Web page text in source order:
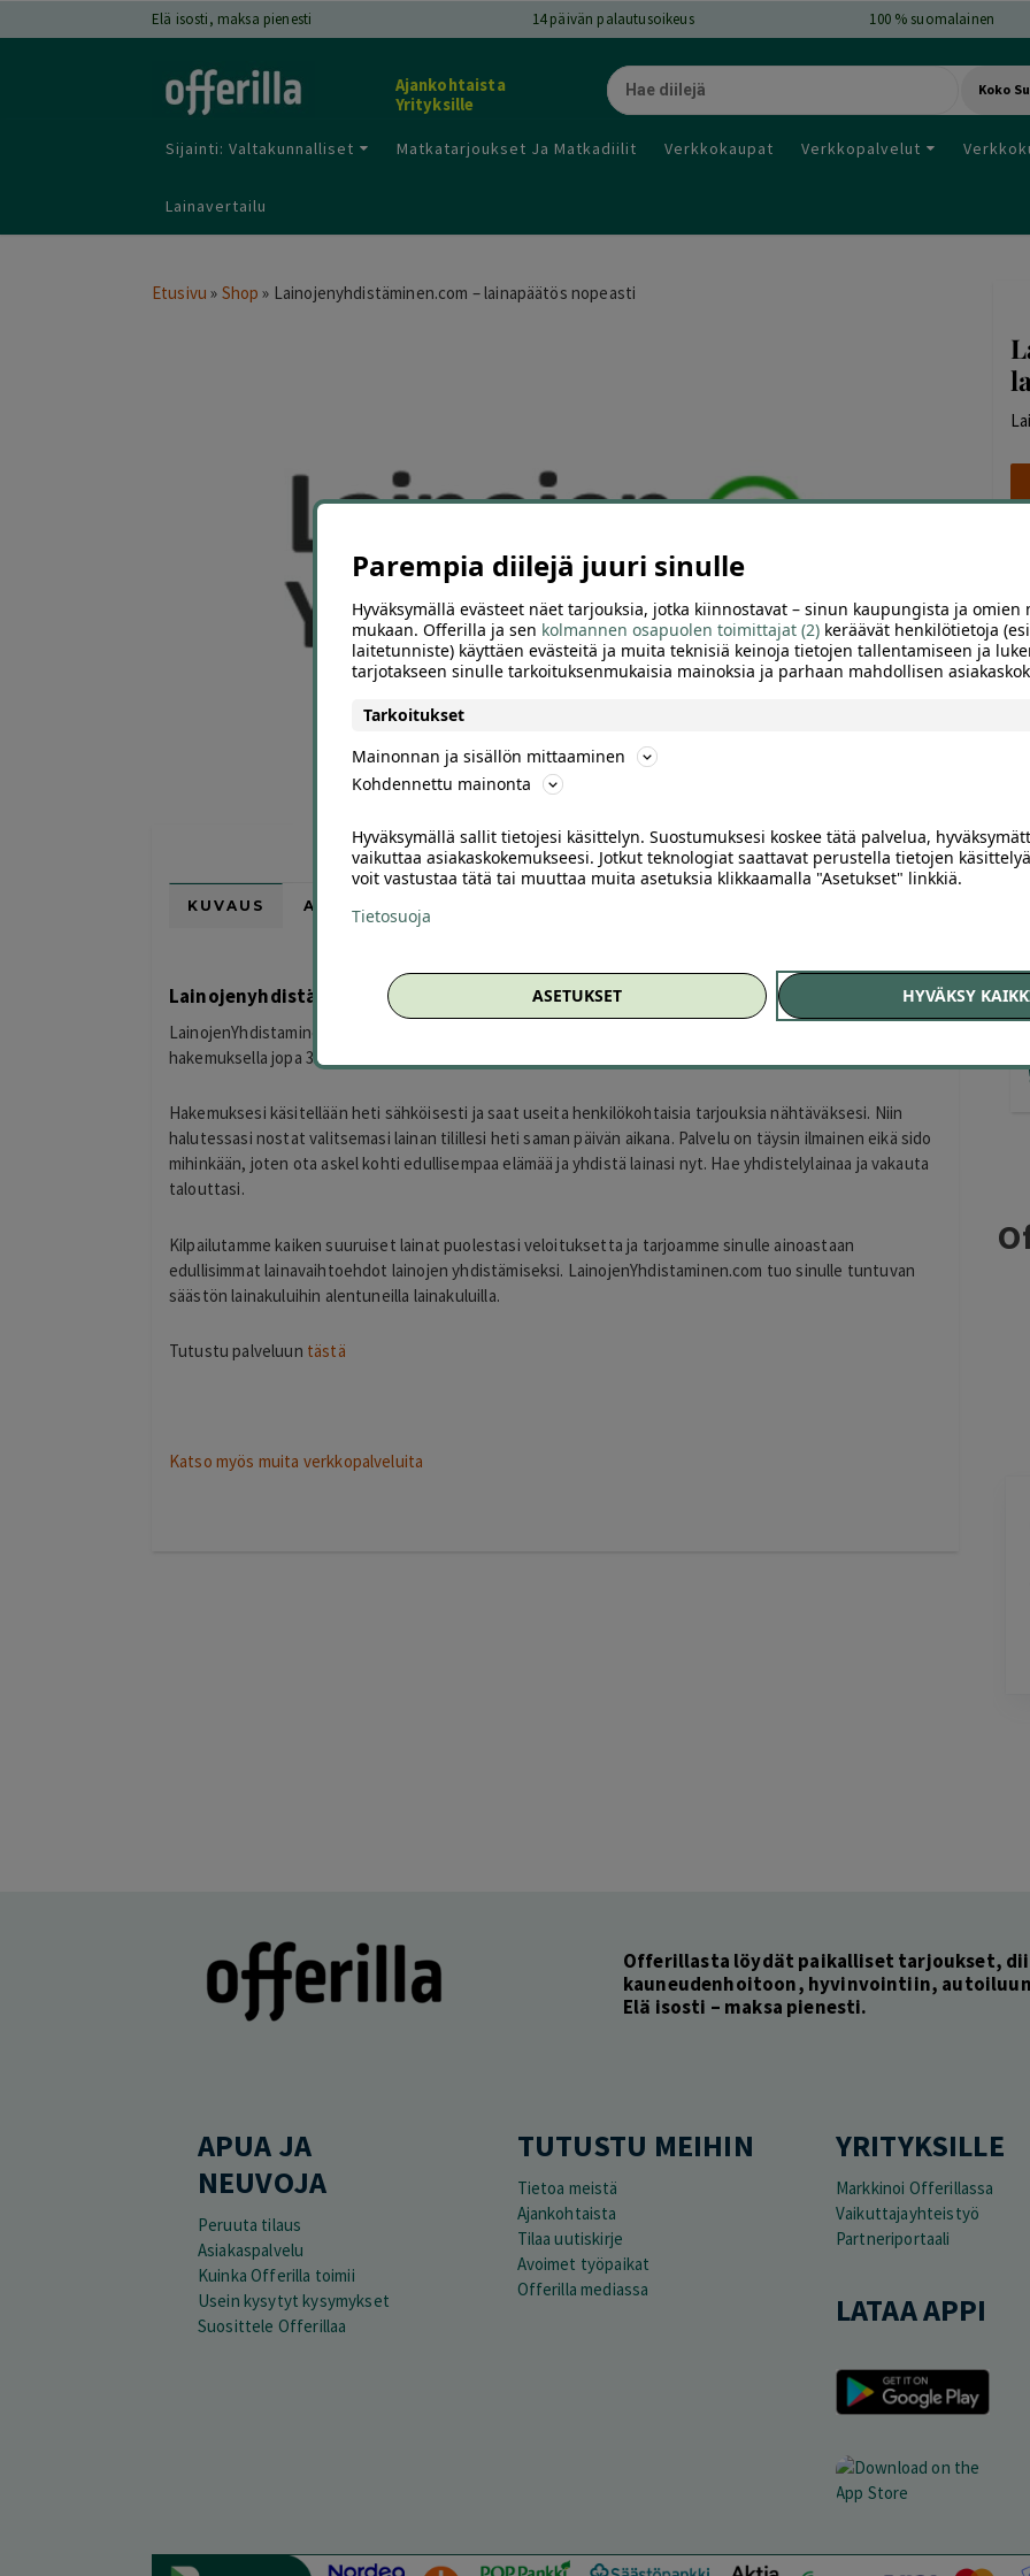
Elä isosti, maksa pienesti 14päivän palautusoikeus 100 % suomalainen
Ajankohtaista
Yrityksille
Koko
Sijainti: Valtakunnalliset Matkatarjoukset Ja Matkadiilit Verkkokaupat Verkkopalvelut
Lainavertailu
Etusivu » Shop » Lainojenyhdistäminen.com – lainapäätös nopeasti
KUVAUS ARVIOT (0)
Lainojenyhdistäminen.com – lainapäätös nopeasti
LainojenYhdistaminen.com on 100% kotimainen palvelu, joka kilpailuttaa Yhdistelylainatarjouksen yhdellä
hakemuksella jopa 30 pankin ja rahoituslaitoksen kesken.
Hakemuksesi käsitellään heti sähköisesti ja saat useita henkilökohtaisia tarjouksia nähtäväksesi. Niin
halutessasi nostat valitsemasi lainan tilillesi heti saman päivän aikana. Palvelu on täysin ilmainen eikä sido
mihinkään, joten ota askel kohti edullisempaa elämää ja yhdistä lainasi nyt. Hae yhdistelylainaa ja vakauta
talouttasi.
Kilpailutamme kaiken suuruiset lainat puolestasi veloituksetta ja tarjoamme sinulle ainoastaan
edullisimmat lainavaihtoehdot lainojen yhdistämiseksi. LainojenYhdistaminen.com tuo sinulle tuntuvan
säästön lainakuluihin alentuneilla lainakuluilla.
Tutustu palveluun tästä
Katso myös muita verkkopalveluita
Offerillasta löydät paikalliset tarjoukset,
kauneudenhoitoon, hyvinvointiin,
Elä isosti – maksa pienesti.
APUA JA
NEUVOJA
Peruuta tilaus
Asiakaspalvelu
Kuinka Offerilla toimii
Usein kysytyt kysymykset
Suosittele Offerillaa
TUTUSTU MEIHIN
Tietoa meistä
Ajankohtaista
Tilaa uutiskirje
Avoimet työpaikat
Offerilla mediassa
YRITYKSILLE
Markkinoi Offerillassa
Vaikuttajayhteistyö
Partneriportaali
LATAA APPI
Parempia diilejä juuri sinulle
Hyväksymällä evästeet näet tarjouksia, jotka kiinnostavat – sinun kaupungista ja omien
mukaan. Offerilla ja sen kolmannen osapuolen toimittajat (2) keräävät henkilötietoja
laitetunniste) käyttäen evästeitä ja muita teknisiä keinoja tietojen tallentamiseen ja
tarjotakseen sinulle tarkoituksenmukaisia mainoksia ja parhaan mahdollisen
Tarkoitukset
Mainonnan ja sisällön mittaaminen
Kohdennettu mainonta
Hyväksymällä sallit tietojesi käsittelyn. Suostumuksesi koskee tätä palvelua,
vaikuttaa asiakaskokemukseesi. Jotkut teknologiat saattavat perustella tietojen
voit vastustaa tätä tai muuttaa muita asetuksia klikkaamalla "Asetukset" linkkiä.
Tietosuoja
ASETUKSET HYVÄKSY